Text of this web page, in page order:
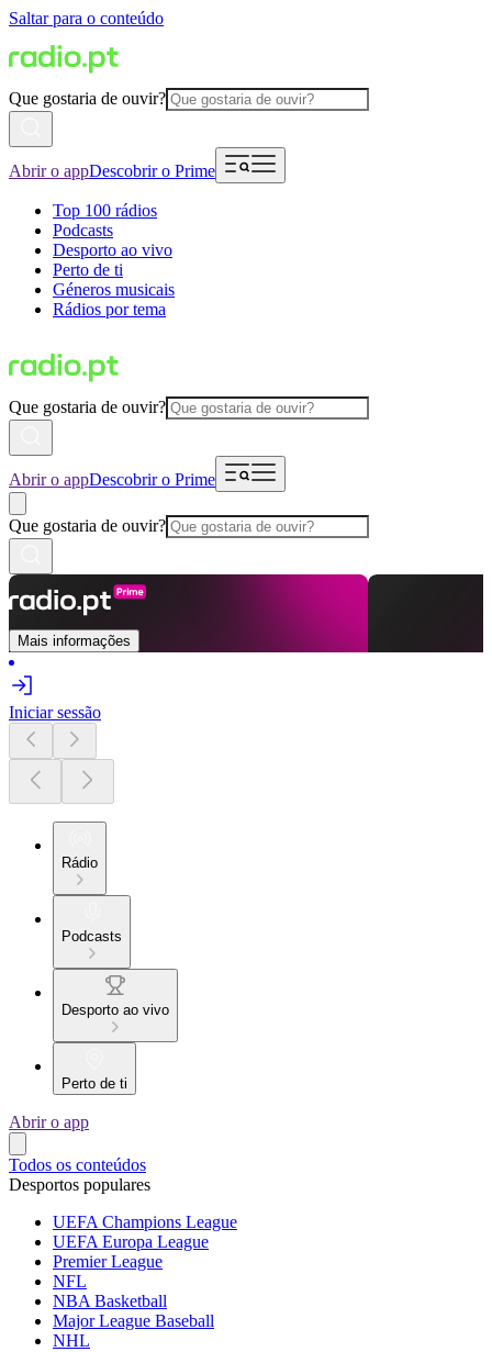
Saltar para o conteúdo
Que gostaria de ouvir?
Abrir o appDescobrir o Prime
Top 100 rádios
Podcasts
Desporto ao vivo
Perto de ti
Géneros musicais
Rádios por tema
Que gostaria de ouvir?
Abrir o appDescobrir o Prime
Que gostaria de ouvir?
Mais informações
Iniciar sessão
Rádio
Podcasts
Desporto ao vivo
Perto de ti
Abrir o app
Todos os conteúdos
Desportos populares
UEFA Champions League
UEFA Europa League
Premier League
NFL
NBA Basketball
Major League Baseball
NHL